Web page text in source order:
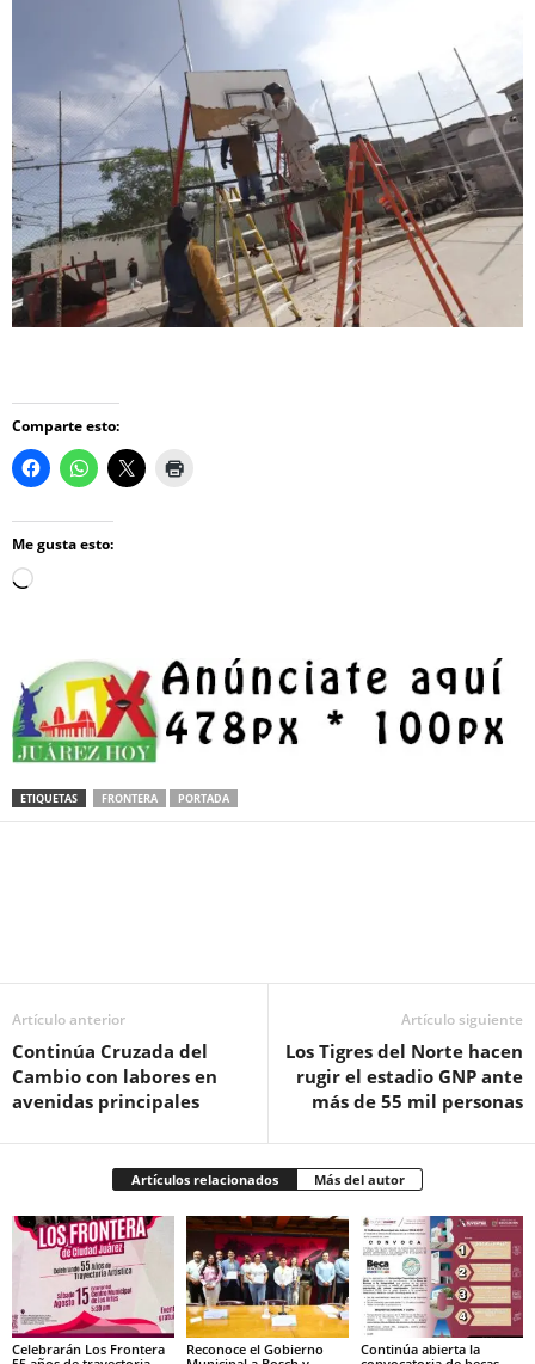
Comparte esto:
Me gusta esto:
Loading…
ETIQUETAS FRONTERA PORTADA
Artículo anterior
Continúa Cruzada del
Cambio con labores en
avenidas principales
Artículo siguiente
Los Tigres del Norte hacen
rugir el estadio GNP ante
más de 55 mil personas
Artículos relacionados Más del autor
Celebrarán Los Frontera
Reconoce el Gobierno
Continúa abierta la